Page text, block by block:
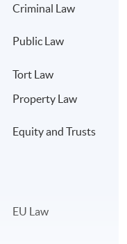
例
）條例》，本課
Criminal Law
Public Law
Tort Law
Property Law
Equity and Trusts
EU Law